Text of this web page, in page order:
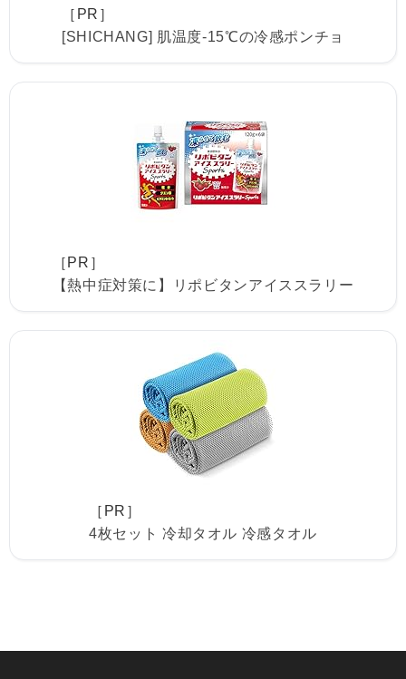
［PR］
[SHICHANG] 肌温度-15℃の冷感ポンチョ
［PR］
【熱中症対策に】リポビタンアイススラリー
［PR］
4枚セット 冷却タオル 冷感タオル